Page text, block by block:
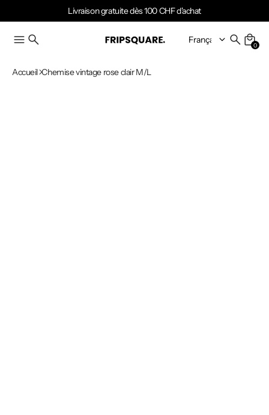
Livraison gratuite dès 100 CHF d'achat
0
Accueil Chemise vintage rose clair M/L